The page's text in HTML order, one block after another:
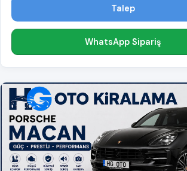
Talep
WhatsApp Sipariş